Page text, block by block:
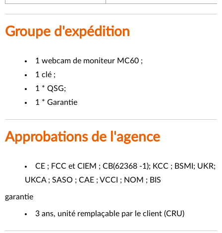
Groupe d'expédition
1 webcam de moniteur MC60 ;
1 clé ;
1 * QSG;
1 * Garantie
Approbations de l'agence
CE ; FCC et CIEM ; CB(62368 -1); KCC ; BSMI; UKR;
UKCA ; SASO ; CAE ; VCCI ; NOM ; BIS
garantie
3 ans, unité remplaçable par le client (CRU)